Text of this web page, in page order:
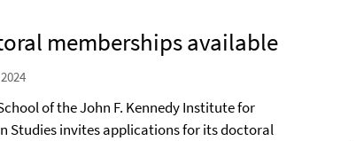
memberships available
of the John F. Kennedy Institute for
Studies invites applications for its doctoral